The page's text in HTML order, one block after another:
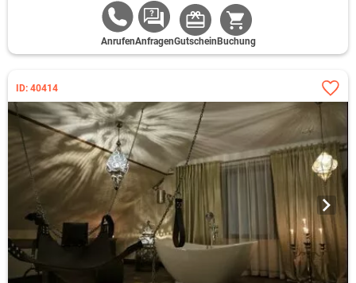
AnrufenAnfragenGutschein Buchung
ID: 40414